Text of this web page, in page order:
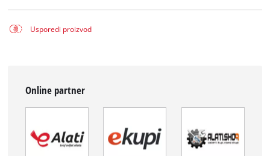
Usporedi proizvod
Online partner